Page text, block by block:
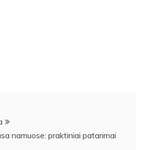
namuose: praktiniai patarimai